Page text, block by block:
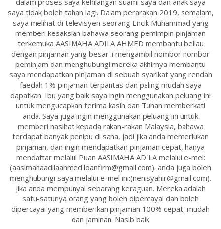
dalam proses saya kehilangan suami saya dan anak saya
saya tidak boleh tahan lagi. Dalam perarakan 2019, semalam,
saya melihat di televisyen seorang Encik Muhammad yang
memberi kesaksian bahawa seorang pemimpin pinjaman
terkemuka AASIMAHA ADILA AHMED membantu beliau
dengan pinjaman yang besar .i mengambil nombor nombor
peminjam dan menghubungi mereka akhirnya membantu
saya mendapatkan pinjaman di sebuah syarikat yang rendah
faedah 1% pinjaman terpantas dan paling mudah saya
dapatkan. Ibu yang baik saya ingin menggunakan peluang ini
untuk mengucapkan terima kasih dan Tuhan memberkati
anda. Saya juga ingin menggunakan peluang ini untuk
memberi nasihat kepada rakan-rakan Malaysia, bahawa
terdapat banyak penipu di sana, jadi jika anda memerlukan
pinjaman, dan ingin mendapatkan pinjaman cepat, hanya
mendaftar melalui Puan AASIMAHA ADILA melalui e-mel:
(aasimahaadilaahmed.loanfirm@gmail.com). anda juga boleh
menghubungi saya melalui e-mel ini:(nenisyahir@gmail.com).
jika anda mempunyai sebarang keraguan. Mereka adalah
satu-satunya orang yang boleh dipercayai dan boleh
dipercayai yang memberikan pinjaman 100% cepat, mudah
dan jaminan. Nasib baik